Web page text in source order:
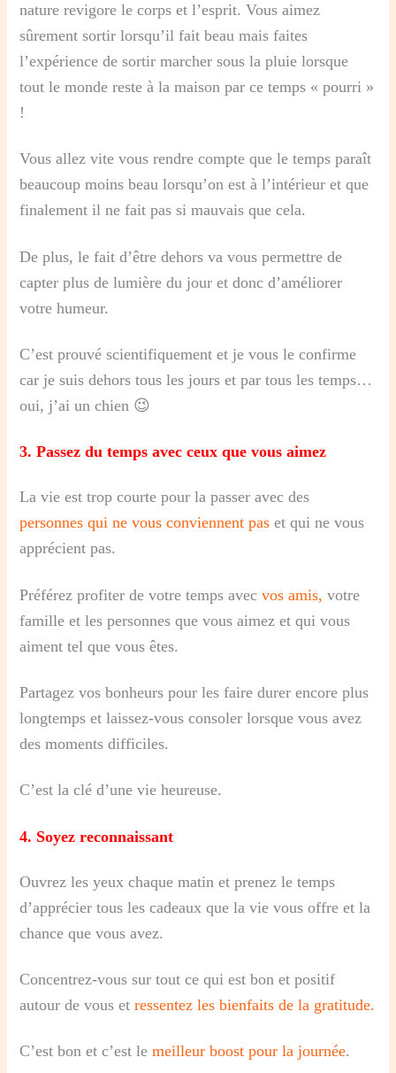
nature revigore le corps et l’esprit. Vous aimez
sûrement sortir lorsqu’il fait beau mais faites
l’expérience de sortir marcher sous la pluie lorsque
tout le monde reste à la maison par ce temps « pourri »
!
Vous allez vite vous rendre compte que le temps paraît
beaucoup moins beau lorsqu’on est à l’intérieur et que
finalement il ne fait pas si mauvais que cela.
De plus, le fait d’être dehors va vous permettre de
capter plus de lumière du jour et donc d’améliorer
votre humeur.
C’est prouvé scientifiquement et je vous le confirme
car je suis dehors tous les jours et par tous les temps…
oui, j’ai un chien 😉
3. Passez du temps avec ceux que vous aimez
La vie est trop courte pour la passer avec des
personnes qui ne vous conviennent pas et qui ne vous
apprécient pas.
Préférez profiter de votre temps avecvos amis, votre
famille et les personnes que vous aimez et qui vous
aiment tel que vous êtes.
Partagez vos bonheurs pour les faire durer encore plus
longtemps et laissez-vous consoler lorsque vous avez
des moments difficiles.
C’est la clé d’une vie heureuse.
4. Soyez reconnaissant
Ouvrez les yeux chaque matin et prenez le temps
d’apprécier tous les cadeaux que la vie vous offre et la
chance que vous avez.
Concentrez-vous sur tout ce qui est bon et positif
autour de vous etressentez les bienfaits de la gratitude.
C’est bon et c’est lemeilleur boost pour la journée.